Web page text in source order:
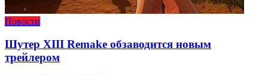
Новости
Шутер XIII Remake обзаводится новым
трейлером